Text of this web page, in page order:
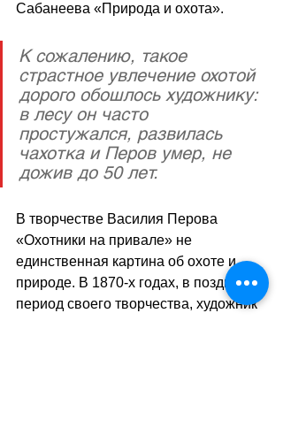
Сабанеева «Природа и охота».
К сожалению, такое
страстное увлечение охотой
дорого обошлось художнику:
в лесу он часто
простужался, развилась
чахотка и Перов умер, не
дожив до 50 лет.
В творчестве Василия Перова
«Охотники на привале» не
единственная картина об охоте и
природе. В 1870-х годах, в поздний
период своего творчества, художник